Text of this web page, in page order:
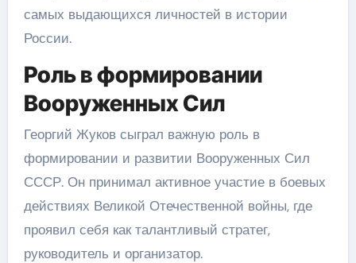
самых выдающихся личностей в истории
России.
Роль в формировании
Вооруженных Сил
Георгий Жуков сыграл важную роль в
формировании и развитии Вооруженных Сил
СССР. Он принимал активное участие в боевых
действиях Великой Отечественной войны, где
проявил себя как талантливый стратег,
руководитель и организатор.